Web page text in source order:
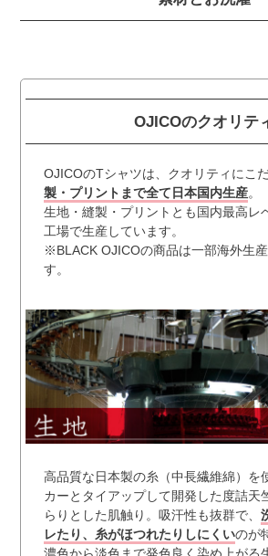
OJICOのクオリテ
OJICOのTシャツは、クオリティにこ
製・プリントまで全て日本国内生産。
生地・縫製・プリントとも国内最高レ
工場で生産しています。
※BLACK OJICOの商品は一部海外生
す。
高品質な日本製の糸（中長繊維綿）を
カーとタイアップして開発した度詰天
らりとした肌触り。吸汗性も抜群で、
レたり、糸がほつれたりしにくいのが
濃色から淡色まで発色良く染め上がる